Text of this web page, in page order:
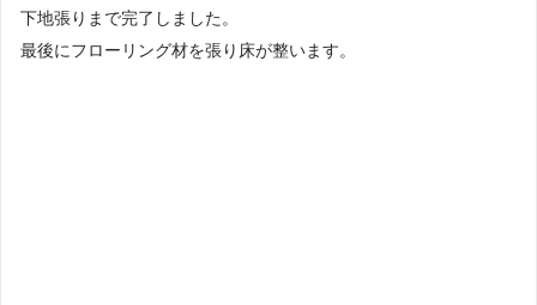
下地張りまで完了しました。
最後にフローリング材を張り床が整います。